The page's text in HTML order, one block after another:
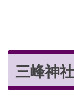
三峰神